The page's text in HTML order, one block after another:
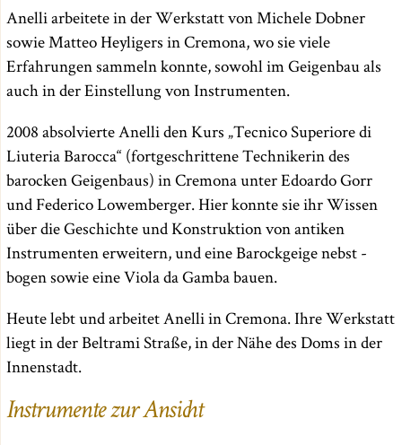
Anelli arbeitete in der Werkstatt von Michele Dobner
sowie Matteo Heyligers in Cremona, wo sie viele
Erfahrungen sammeln konnte, sowohl im Geigenbau als
auch in der Einstellung von Instrumenten.
2008 absolvierte Anelli den Kurs „Tecnico Superiore di
Liuteria Barocca“ (fortgeschrittene Technikerin des
barocken Geigenbaus) in Cremona unter Edoardo Gorr
und Federico Lowemberger. Hier konnte sie ihr Wissen
über die Geschichte und Konstruktion von antiken
Instrumenten erweitern, und eine Barockgeige nebst -
bogen sowie eine Viola da Gamba bauen.
Heute lebt und arbeitet Anelli in Cremona. Ihre Werkstatt
liegt in der Beltrami Straße, in der Nähe des Doms in der
Innenstadt.
Instrumente zur Ansicht